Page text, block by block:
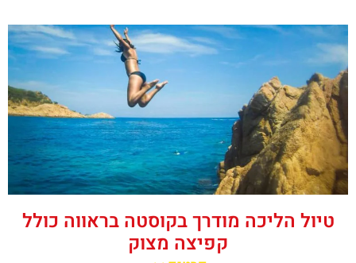
טיול הליכה מודרך בקוסטה בראווה כולל
קפיצה מצוק